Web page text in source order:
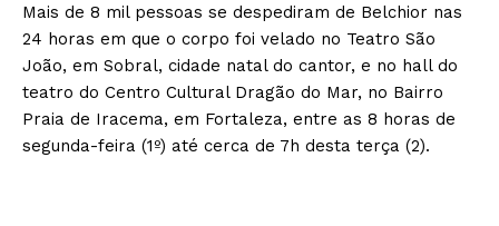
Mais de 8 mil pessoas se despediram de Belchior nas
24 horas em que o corpo foi velado no Teatro São
João, em Sobral, cidade natal do cantor, e no hall do
teatro do Centro Cultural Dragão do Mar, no Bairro
Praia de Iracema, em Fortaleza, entre as 8 horas de
segunda-feira (1º) até cerca de 7h desta terça (2).